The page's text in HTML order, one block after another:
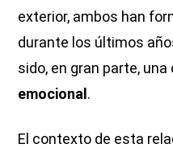
exterior, ambos han
durante los últimos
sido, en gran parte,
emocional.
El contexto de esta